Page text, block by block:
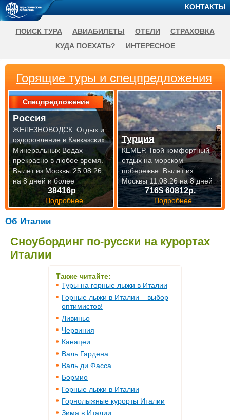
Об Италии
Сноубординг по-русски на курортах
Италии
Также читайте:
Туры на горные лыжи в Италии
Горные лыжи в Италии – выбор
оптимистов!
Ливиньо
Червиния
Канацеи
Валь Гардена
Валь ди Фасса
Бормио
Горные лыжи в Италии
Горнолыжные курорты Италии
Зима в Италии
Горящие туры и спецпредложения
Спецпредложение
38416р
Подробнее
Россия
ЖЕЛЕЗНОВОДСК. Отдых и
оздоровление в Кавказских
Минеральных Водах
прекрасно в любое время.
Вылет из Москвы 25.08.26
на 8 дней и более
716$ 60812р.
Подробнее
Турция
КЕМЕР. Твой комфортный
отдых на морском
побережье. Вылет из
Москвы 11.08.26 на 8 дней
КОНТАКТЫ
ПОИСК ТУРА АВИАБИЛЕТЫ ОТЕЛИ
СТРАХОВКА
КУДА ПОЕХАТЬ?
ИНТЕРЕСНОЕ